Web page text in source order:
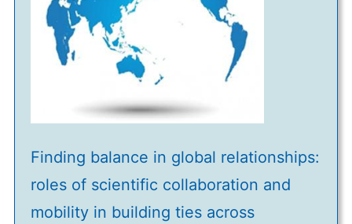
Finding balance in global relationships:
roles of scientific collaboration and
mobility in building ties across